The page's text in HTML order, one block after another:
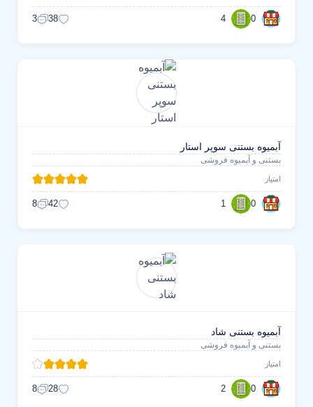
0
4
38
3
آبمیوه بستنی سوپر استار
بستنی و آبمیوه فروشی
امتیاز
0
1
42
8
آبمیوه بستنی شاد
بستنی و آبمیوه فروشی
امتیاز
0
2
28
8